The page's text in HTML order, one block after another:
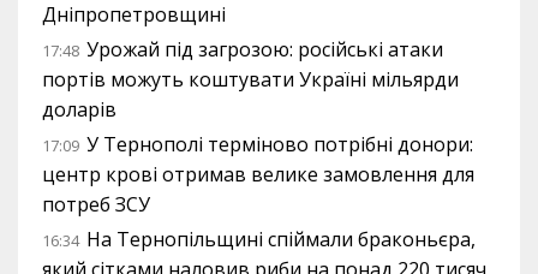
Дніпропетровщині
17:48 Урожай під загрозою: російські атаки
портів можуть коштувати Україні мільярди
доларів
17:09 У Тернополі терміново потрібні донори:
центр крові отримав велике замовлення для
потреб ЗСУ
16:34 На Тернопільщині спіймали браконьєра,